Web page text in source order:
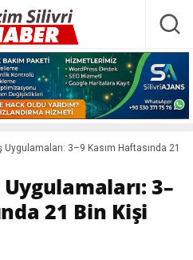
Uygulamaları: 3–9 Kasım Haftasında 21
3–
21 Bin Kişi